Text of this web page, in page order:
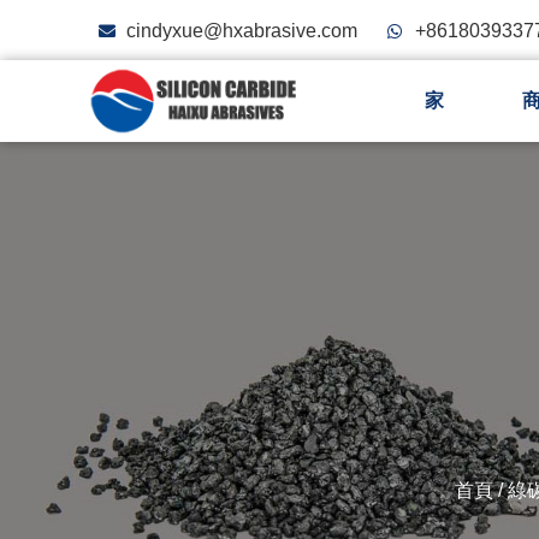
cindyxue@hxabrasive.com
家
首頁/綠